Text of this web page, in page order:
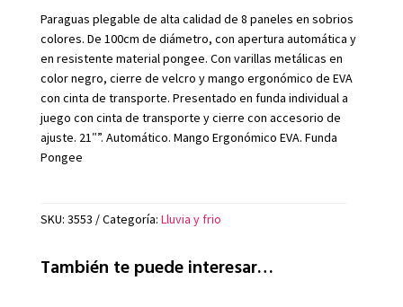
Paraguas plegable de alta calidad de 8 paneles en sobrios
colores. De 100cm de diámetro, con apertura automática y
en resistente material pongee. Con varillas metálicas en
color negro, cierre de velcro y mango ergonómico de EVA
con cinta de transporte. Presentado en funda individual a
juego con cinta de transporte y cierre con accesorio de
ajuste. 21″”. Automático. Mango Ergonómico EVA. Funda
Pongee
SKU: 3553 Categoría: Lluvia y frio
También te puede interesar…